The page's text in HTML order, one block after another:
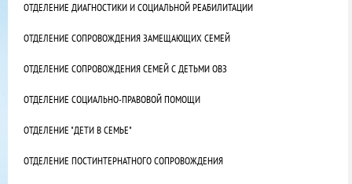
ОТДЕЛЕНИЕ ДИАГНОСТИКИ И СОЦИАЛЬНОЙ РЕАБИЛИТАЦИИ
ОТДЕЛЕНИЕ СОПРОВОЖДЕНИЯ ЗАМЕЩАЮЩИХ СЕМЕЙ
ОТДЕЛЕНИЕ СОПРОВОЖДЕНИЯ СЕМЕЙ С ДЕТЬМИ ОВЗ
ОТДЕЛЕНИЕ СОЦИАЛЬНО-ПРАВОВОЙ ПОМОЩИ
ОТДЕЛЕНИЕ "ДЕТИ В СЕМЬЕ"
ОТДЕЛЕНИЕ ПОСТИНТЕРНАТНОГО СОПРОВОЖДЕНИЯ